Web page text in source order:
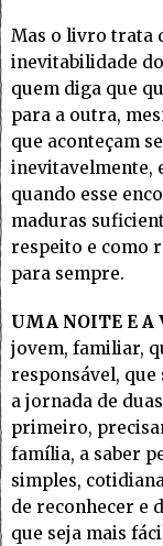
Mas o livro trata
inevitabilidade
quem diga que
para a outra,
que aconteçam
inevitavelmente,
quando esse
maduras
respeito e como
para sempre.
UMA NOITE E A
jovem, familiar,
responsável, que
a jornada de
primeiro,
família, a saber
simples,
de reconhecer e
que seja mais